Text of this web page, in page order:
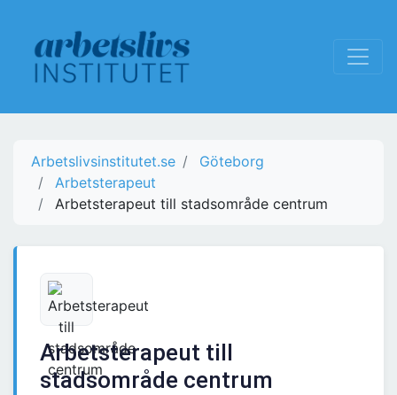
Arbetslivsinstitutet.se
Göteborg
Arbetsterapeut
Arbetsterapeut till stadsområde centrum
Arbetsterapeut till
stadsområde centrum